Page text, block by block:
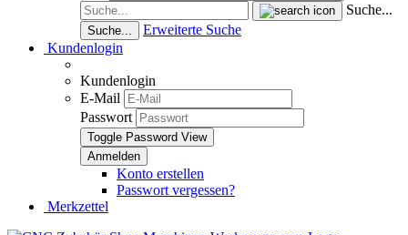
Suche...
Suche...
Erweiterte Suche
Kundenlogin
Kundenlogin
E-Mail
Passwort
Toggle Password View
Konto erstellen
Passwort vergessen?
Merkzettel